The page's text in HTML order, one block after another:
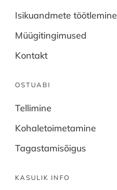
Isikuandmete töötlemine
Müügitingimused
Kontakt
OSTUABI
Tellimine
Kohaletoimetamine
Tagastamisõigus
KASULIK INFO